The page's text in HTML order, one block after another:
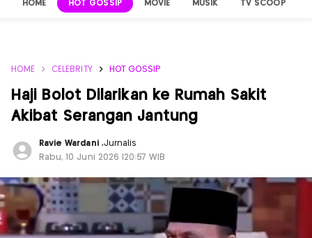
HOME HOT GOSSIP MOVIE MUSIK TV SCOOP
HOME CELEBRITY HOT GOSSIP
Haji Bolot Dilarikan ke Rumah Sakit
Akibat Serangan Jantung
Ravie Wardani ,Jurnalis
Rabu, 10 Juni 2026 |20:57 WIB